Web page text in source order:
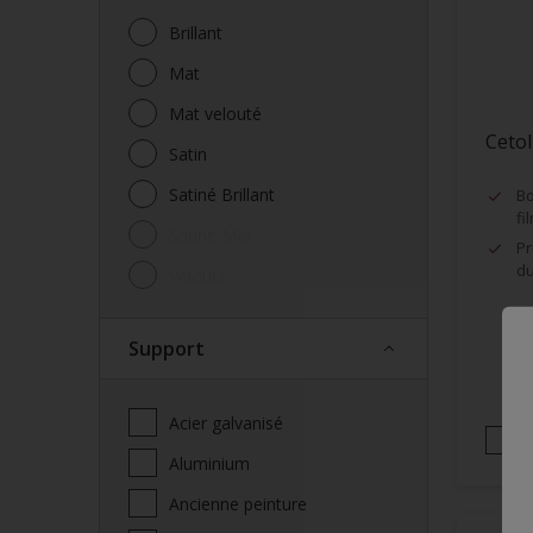
Brillant
Mat
Mat velouté
Satin
Satiné Brillant
Support
Acier galvanisé
Aluminium
Ancienne peinture